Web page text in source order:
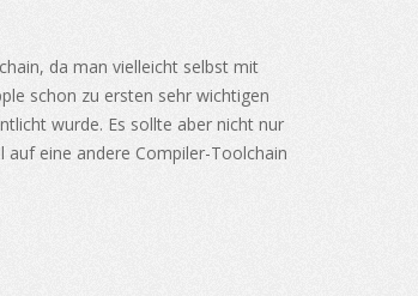
da man vielleicht selbst mit
schon zu ersten sehr wichtigen
wurde. Es sollte aber nicht nur
auf eine andere Compiler-Toolchain